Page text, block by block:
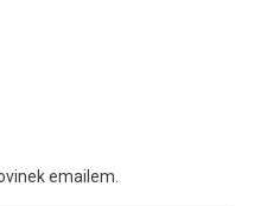
emailem.